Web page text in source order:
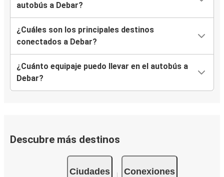
autobús a Debar?
¿Cuáles son los principales destinos
conectados a Debar?
¿Cuánto equipaje puedo llevar en el autobús a
Debar?
Descubre más destinos
Ciudades Conexiones